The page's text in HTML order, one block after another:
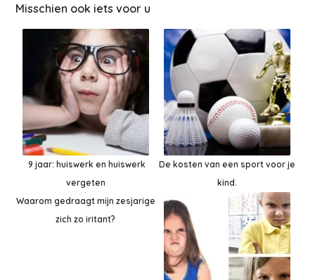
Misschien ook iets voor u
9 jaar: huiswerk en huiswerk
vergeten
De kosten van een sport voor je
kind.
Waarom gedraagt mijn zesjarige
zich zo iritant?